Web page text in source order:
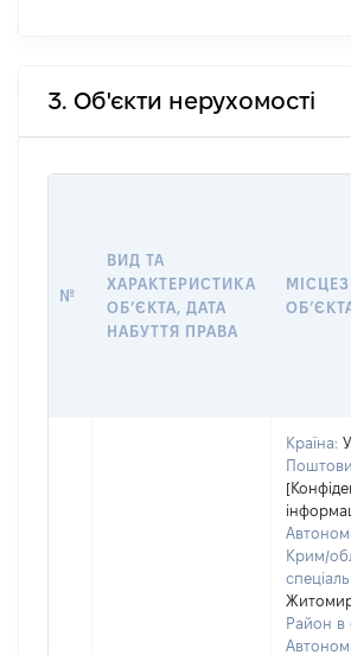
3. Об'єкти нерухомості
№
ВИД ТА
ХАРАКТЕРИСТИКА
ОБʼЄКТА, ДАТА
НАБУТТЯ ПРАВА
Країна:
Крим/
Район в